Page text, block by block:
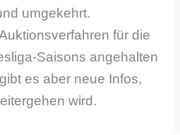
umgekehrt.
für die
Saisons angehalten
es aber neue Infos,
wird.